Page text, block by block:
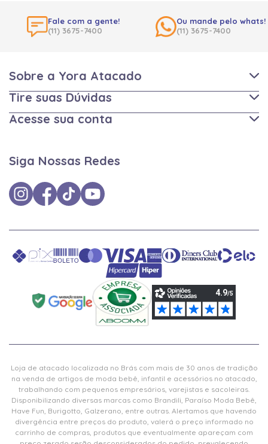
Fale com a gente!
(11) 3675-7400
Ou mande pelo whats!
(11) 3675-7400
Sobre a Yora Atacado
Tire suas Dúvidas
Acesse sua conta
Siga Nossas Redes
Loja de atacado localizada no Brás com mais de 30 anos de tradição
na venda de artigos de moda bebê, infantil e acessórios no atacado,
trabalhando com pequenos empresários, varejistas e sacoleiras.
Disponibilizando diversas marcas como Brandili, Paraíso Moda Bebê,
Have Fun, Burigotto, Galzerano, entre outras. Alertamos que havendo
divergência entre preços do produto, valerá o preço informado no
carrinho de compras, produtos que eventualmente apareçam com